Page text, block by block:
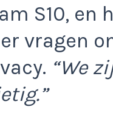
S10, en
vragen
“We